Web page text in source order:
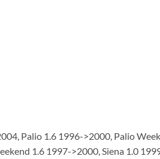
Palio 1.6 1996->2000, Palio
1.6 1997->2000, Siena 1.0